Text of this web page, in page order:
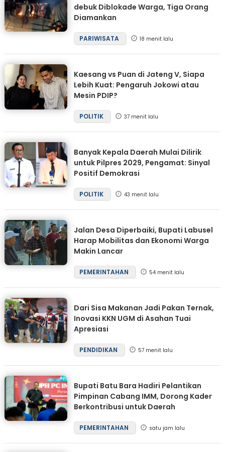
debuk Diblokade Warga, Tiga Orang
Diamankan
PARIWISATA 18 menit lalu
Kaesang vs Puan di Jateng V, Siapa
Lebih Kuat: Pengaruh Jokowi atau
Mesin PDIP?
POLITIK 37 menit lalu
Banyak Kepala Daerah Mulai Dilirik
untuk Pilpres 2029, Pengamat: Sinyal
Positif Demokrasi
POLITIK 43 menit lalu
Jalan Desa Diperbaiki, Bupati Labusel
Harap Mobilitas dan Ekonomi Warga
Makin Lancar
PEMERINTAHAN 54 menit lalu
Dari Sisa Makanan Jadi Pakan Ternak,
Inovasi KKN UGM di Asahan Tuai
Apresiasi
PENDIDIKAN 57 menit lalu
Bupati Batu Bara Hadiri Pelantikan
Pimpinan Cabang IMM, Dorong Kader
Berkontribusi untuk Daerah
PEMERINTAHAN satu jam lalu